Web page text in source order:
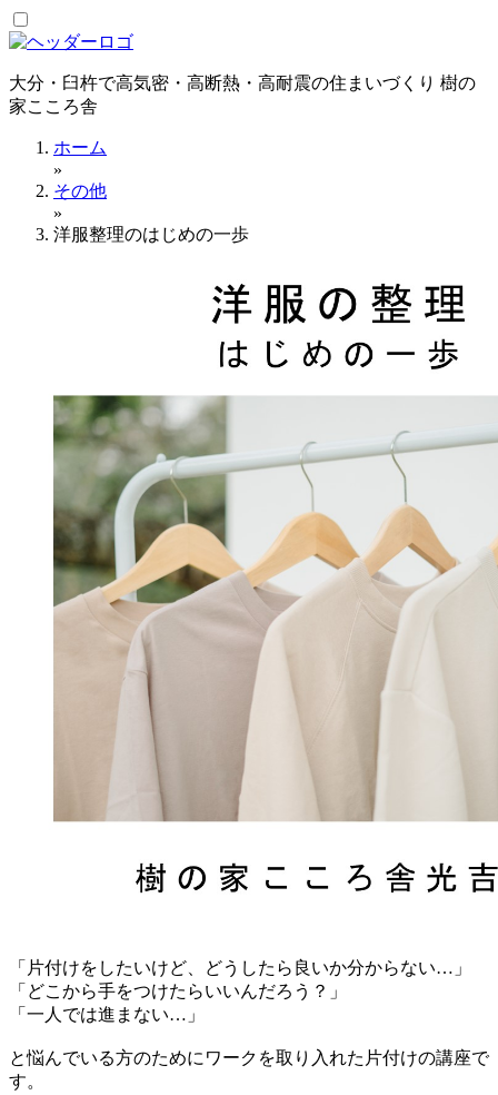
コ
ン
ン
ツ
大分・臼杵で高気密・高断熱・高耐震の住まいづくり 樹の
家こころ舎
ホーム
»
その他
»
洋服整理のはじめの一歩
「片付けをしたいけど、どうしたら良いか分からない…」
「どこから手をつけたらいいんだろう？」
「一人では進まない…」
と悩んでいる方のためにワークを取り入れた片付けの講座で
す。